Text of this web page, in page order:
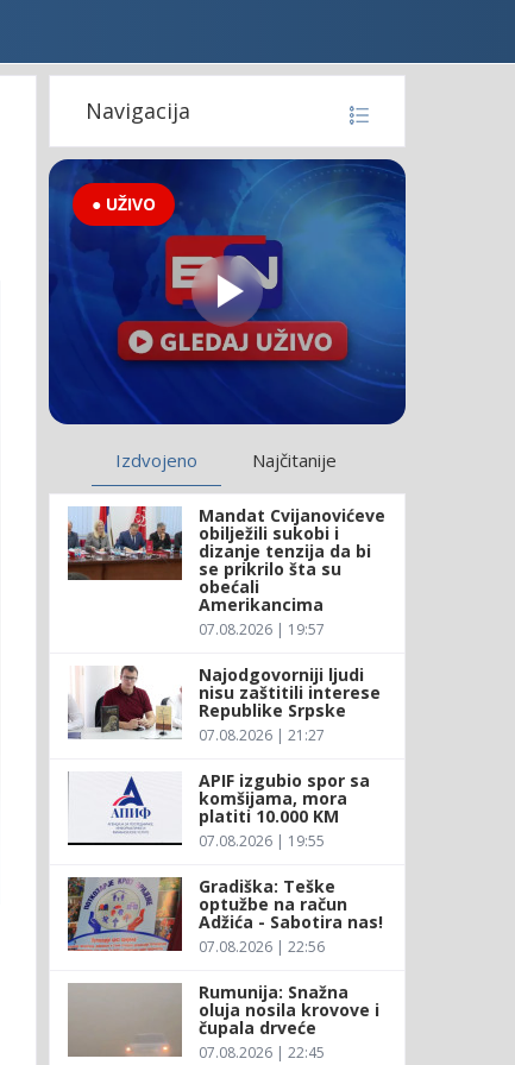
Navigacija
● UŽIVO
Izdvojeno Najčitanije
Mandat Cvijanovićeve
obilježili sukobi i
dizanje tenzija da bi
se prikrilo šta su
obećali
Amerikancima
07.08.2026 | 19:57
Najodgovorniji ljudi
nisu zaštitili interese
Republike Srpske
07.08.2026 | 21:27
APIF izgubio spor sa
komšijama, mora
platiti 10.000 KM
07.08.2026 | 19:55
Gradiška: Teške
optužbe na račun
Adžića - Sabotira nas!
07.08.2026 | 22:56
Rumunija: Snažna
oluja nosila krovove i
čupala drveće
07.08.2026 | 22:45